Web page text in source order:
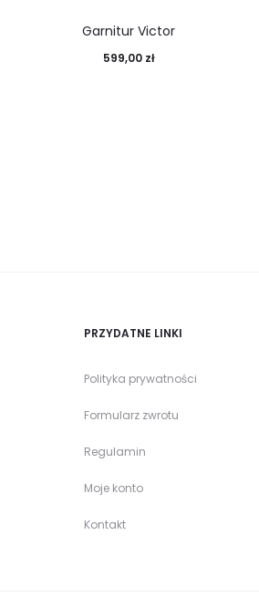
Garnitur Victor
599,00 zł
PRZYDATNE LINKI
Polityka prywatności
Formularz zwrotu
Regulamin
Moje konto
Kontakt